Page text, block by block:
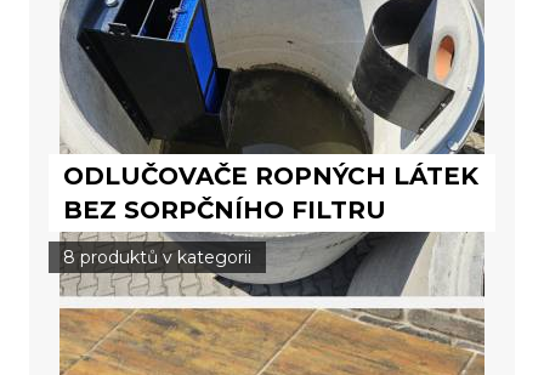
ODLUČOVAČE ROPNÝCH LÁTEK
BEZ SORPČNÍHO FILTRU
8 produktů v kategorii